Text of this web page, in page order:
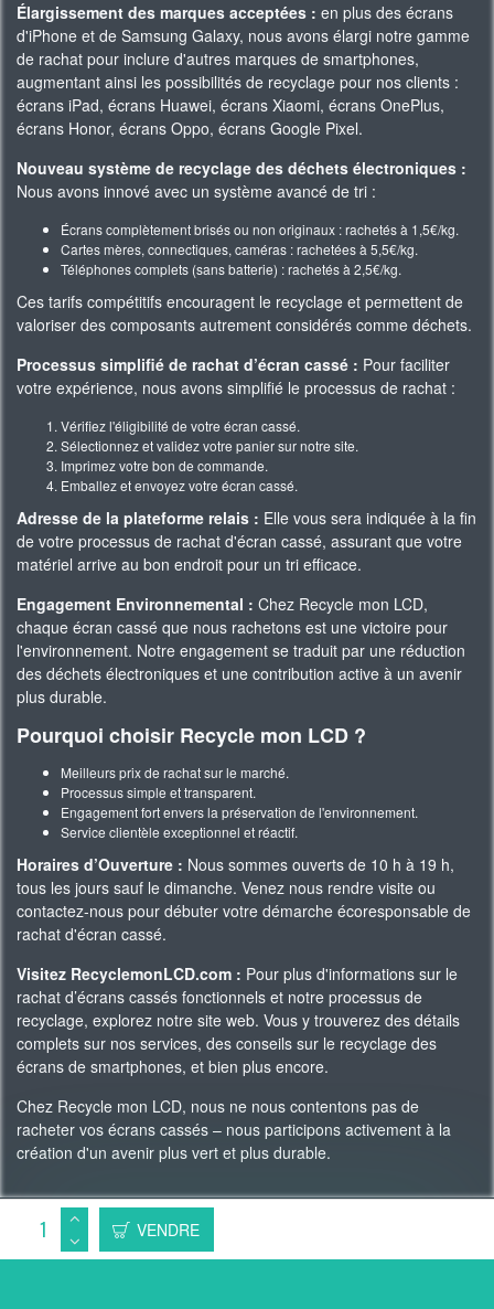
VENDRE
Élargissement des marques acceptées : en plus des écrans
d'iPhone et de Samsung Galaxy, nous avons élargi notre gamme
de rachat pour inclure d'autres marques de smartphones,
augmentant ainsi les possibilités de recyclage pour nos clients :
écrans iPad, écrans Huawei, écrans Xiaomi, écrans OnePlus,
écrans Honor, écrans Oppo, écrans Google Pixel.
Nouveau système de recyclage des déchets électroniques :
Nous avons innové avec un système avancé de tri :
Écrans complètement brisés ou non originaux : rachetés à 1,5€/kg.
Cartes mères, connectiques, caméras : rachetées à 5,5€/kg.
Téléphones complets (sans batterie) : rachetés à 2,5€/kg.
Ces tarifs compétitifs encouragent le recyclage et permettent de
valoriser des composants autrement considérés comme déchets.
Processus simplifié de rachat d’écran cassé : Pour faciliter
votre expérience, nous avons simplifié le processus de rachat :
Vérifiez l'éligibilité de votre écran cassé.
Sélectionnez et validez votre panier sur notre site.
Imprimez votre bon de commande.
Emballez et envoyez votre écran cassé.
Adresse de la plateforme relais : Elle vous sera indiquée à la fin
de votre processus de rachat d'écran cassé, assurant que votre
matériel arrive au bon endroit pour un tri efficace.
Engagement Environnemental : Chez Recycle mon LCD,
chaque écran cassé que nous rachetons est une victoire pour
l'environnement. Notre engagement se traduit par une réduction
des déchets électroniques et une contribution active à un avenir
plus durable.
Pourquoi choisir Recycle mon LCD ?
Meilleurs prix de rachat sur le marché.
Processus simple et transparent.
Engagement fort envers la préservation de l'environnement.
Service clientèle exceptionnel et réactif.
Horaires d’Ouverture : Nous sommes ouverts de 10 h à 19 h,
tous les jours sauf le dimanche. Venez nous rendre visite ou
contactez-nous pour débuter votre démarche écoresponsable de
rachat d'écran cassé.
Visitez RecyclemonLCD.com : Pour plus d'informations sur le
rachat d’écrans cassés fonctionnels et notre processus de
recyclage, explorez notre site web. Vous y trouverez des détails
complets sur nos services, des conseils sur le recyclage des
écrans de smartphones, et bien plus encore.
Chez Recycle mon LCD, nous ne nous contentons pas de
racheter vos écrans cassés – nous participons activement à la
création d'un avenir plus vert et plus durable.
Copyright 2023 © Recycle Mon LCD -